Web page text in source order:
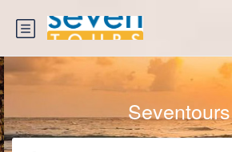
Seventours